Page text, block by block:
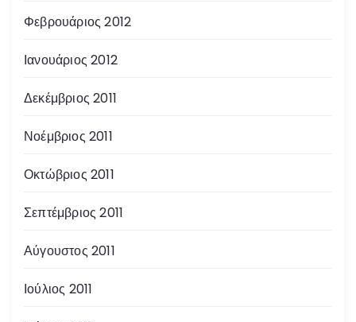
Φεβρουάριος 2012
Ιανουάριος 2012
Δεκέμβριος 2011
Νοέμβριος 2011
Οκτώβριος 2011
Σεπτέμβριος 2011
Αύγουστος 2011
Ιούλιος 2011